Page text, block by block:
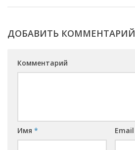
ДОБАВИТЬ КОММЕНТАРИЙ
Комментарий
Имя * Email